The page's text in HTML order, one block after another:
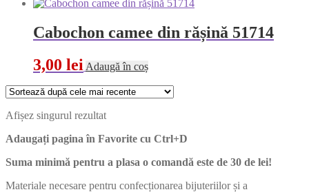
Cabochon camee din rășină 51714
3,00 lei Adaugă în coș
Afișez singurul rezultat
Adaugați pagina în Favorite cu Ctrl+D
Suma minimă pentru a plasa o comandă este de 30 de lei!
Materiale necesare pentru confecționarea bijuteriilor și a